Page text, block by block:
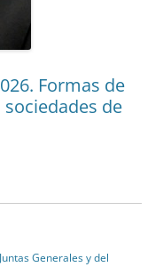
Formas de
de
Generales y del